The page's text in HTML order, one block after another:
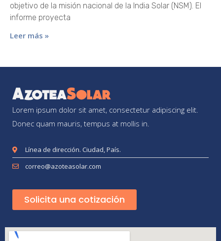
objetivo de la misión nacional de la India Solar (NSM). El
informe proyecta
Leer más »
Lorem ipsum dolor sit amet, consectetur adipiscing elit.
Donec quam mauris, tempus at mollis in.
Línea de dirección. Ciudad, País.
correo@azoteasolar.com
Solicita una cotización